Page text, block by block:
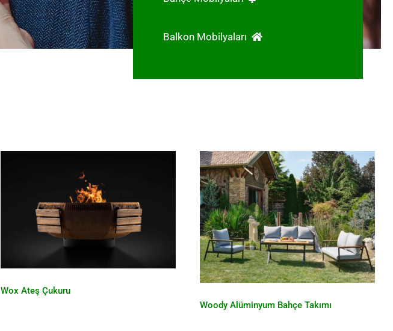
Balkon Mobilyaları
Wox Ateş Çukuru
Wox Ateş Çukuru
Woody Alüminyum Bahçe
Takımı
Woody Alüminyum Bahçe Takımı